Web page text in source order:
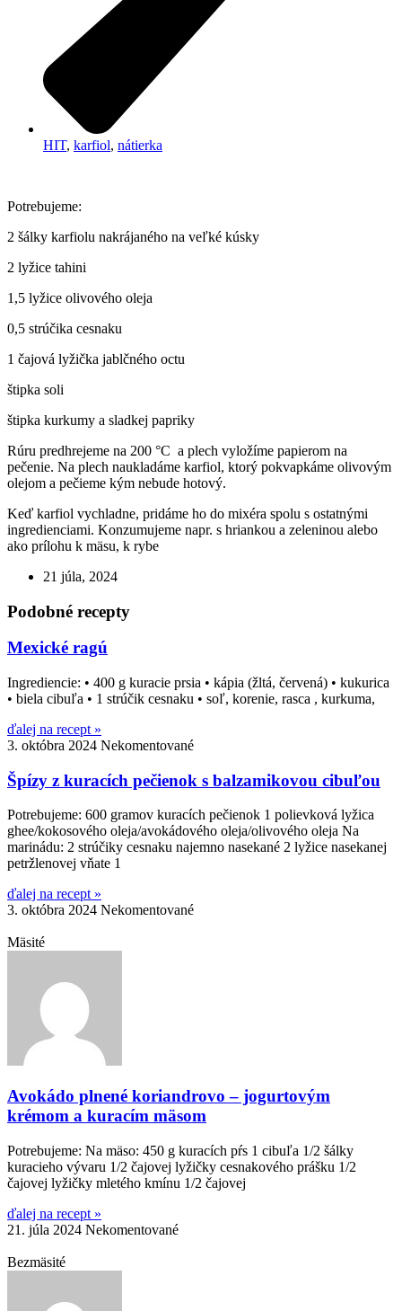
HIT, karfiol, nátierka
Potrebujeme:
2 šálky karfiolu nakrájaného na veľké kúsky
2 lyžice tahini
1,5 lyžice olivového oleja
0,5 strúčika cesnaku
1 čajová lyžička jablčného octu
štipka soli
štipka kurkumy a sladkej papriky
Rúru predhrejeme na 200 °C a plech vyložíme papierom na
pečenie. Na plech naukladáme karfiol, ktorý pokvapkáme olivovým
olejom a pečieme kým nebude hotový.
Keď karfiol vychladne, pridáme ho do mixéra spolu s ostatnými
ingredienciami. Konzumujeme napr. s hriankou a zeleninou alebo
ako prílohu k mäsu, k rybe
21 júla, 2024
Podobné recepty
Mexické ragú
Ingrediencie: • 400 g kuracie prsia • kápia (žltá, červená) • kukurica
• biela cibuľa • 1 strúčik cesnaku • soľ, korenie, rasca , kurkuma,
ďalej na recept »
3. októbra 2024 Nekomentované
Špízy z kuracích pečienok s balzamikovou cibuľou
Potrebujeme: 600 gramov kuracích pečienok 1 polievková lyžica
ghee/kokosového oleja/avokádového oleja/olivového oleja Na
marinádu: 2 strúčiky cesnaku najemno nasekané 2 lyžice nasekanej
petržlenovej vňate 1
ďalej na recept »
3. októbra 2024 Nekomentované
Mäsité
Avokádo plnené koriandrovo – jogurtovým
krémom a kuracím mäsom
Potrebujeme: Na mäso: 450 g kuracích pŕs 1 cibuľa 1/2 šálky
kuracieho vývaru 1/2 čajovej lyžičky cesnakového prášku 1/2
čajovej lyžičky mletého kmínu 1/2 čajovej
ďalej na recept »
21. júla 2024 Nekomentované
Bezmäsité